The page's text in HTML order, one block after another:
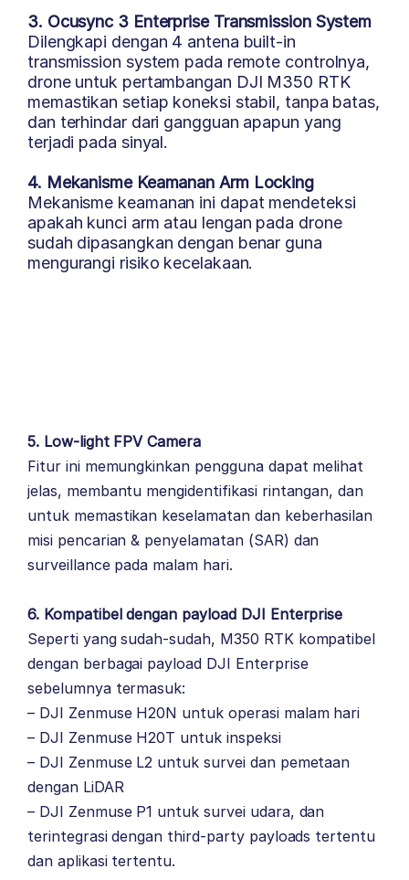
3. Ocusync 3 Enterprise Transmission System
Dilengkapi dengan 4 antena built-in
transmission system pada remote controlnya,
drone untuk pertambangan DJI M350 RTK
memastikan setiap koneksi stabil, tanpa batas,
dan terhindar dari gangguan apapun yang
terjadi pada sinyal.
4. Mekanisme Keamanan Arm Locking
Mekanisme keamanan ini dapat mendeteksi
apakah kunci arm atau lengan pada drone
sudah dipasangkan dengan benar guna
mengurangi risiko kecelakaan.
5. Low-light FPV Camera
Fitur ini memungkinkan pengguna dapat melihat
jelas, membantu mengidentifikasi rintangan, dan
untuk memastikan keselamatan dan keberhasilan
misi pencarian & penyelamatan (SAR) dan
surveillance pada malam hari.
6. Kompatibel dengan payload DJI Enterprise
Seperti yang sudah-sudah, M350 RTK kompatibel
dengan berbagai payload DJI Enterprise
sebelumnya termasuk:
– DJI Zenmuse H20N untuk operasi malam hari
– DJI Zenmuse H20T untuk inspeksi
– DJI Zenmuse L2 untuk survei dan pemetaan
dengan LiDAR
– DJI Zenmuse P1 untuk survei udara, dan
terintegrasi dengan third-party payloads tertentu
dan aplikasi tertentu.